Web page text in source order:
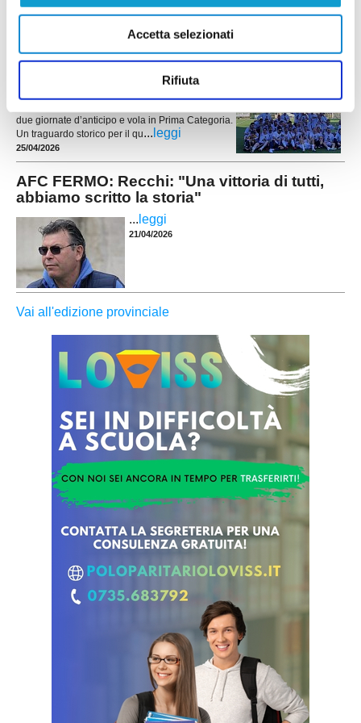
Accetta selezionati
Rifiuta
TIRASSEGNO. Una storica promozione in
due giornate d’anticipo e vola in Prima Categoria.
Un traguardo storico per il qu... leggi
25/04/2026
AFC FERMO: Recchi: "Una vittoria di tutti,
abbiamo scritto la storia"
... leggi
21/04/2026
Vai all'edizione provinciale